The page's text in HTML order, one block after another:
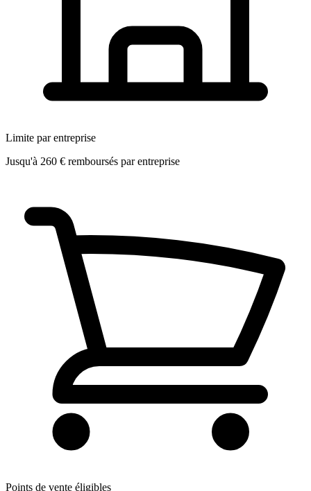
Limite par entreprise
Jusqu'à 260 € remboursés par entreprise
Points de vente éligibles